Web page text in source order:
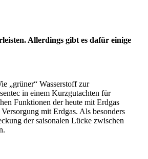
Allerdings gibt es dafür einige
„grüner“ Wasserstoff zur
in einem Kurzgutachten für
Funktionen der heute mit Erdgas
mit Erdgas. Als besonders
der saisonalen Lücke zwischen